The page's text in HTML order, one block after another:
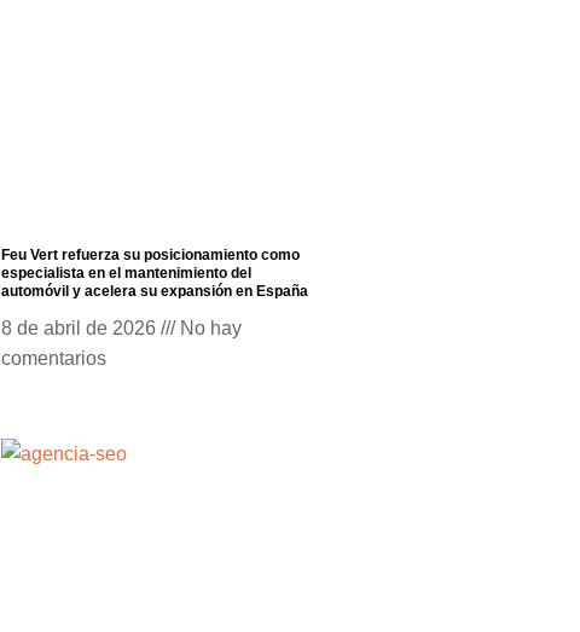
Feu Vert refuerza su posicionamiento como
especialista en el mantenimiento del
automóvil y acelera su expansión en España
8 de abril de 2026
No hay
comentarios